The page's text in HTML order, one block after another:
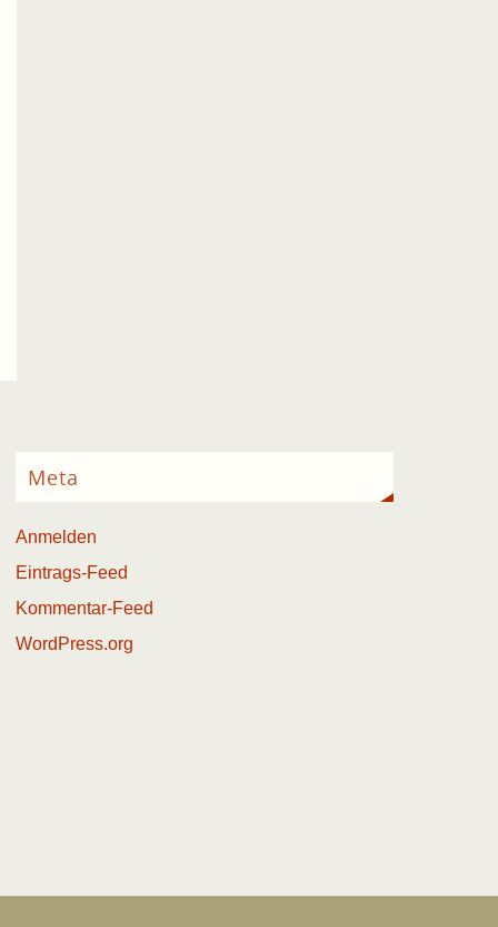
Meta
Anmelden
Eintrags-Feed
Kommentar-Feed
WordPress.org